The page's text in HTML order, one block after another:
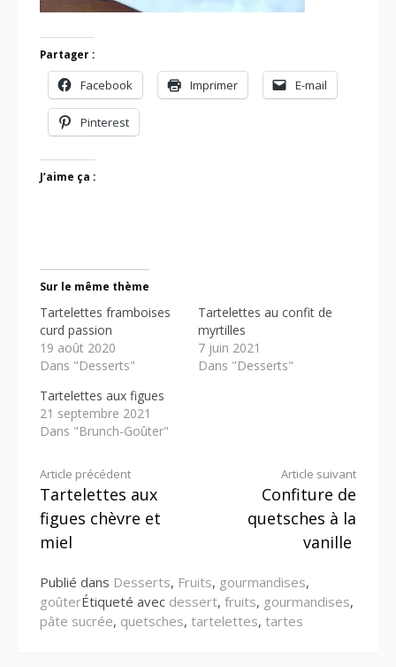
Partager :
Facebook Imprimer E-mail
Pinterest
J’aime ça :
Sur le même thème
Tartelettes framboises
curd passion
19 août 2020
Dans "Desserts"
Tartelettes au confit de
myrtilles
7 juin 2021
Dans "Desserts"
Tartelettes aux figues
21 septembre 2021
Dans "Brunch-Goûter"
Lire
la
suite
Article précédent
Tartelettes aux
figues chèvre et
miel
Article suivant
Confiture de
quetsches à la
vanille
Publié dans Desserts, Fruits, gourmandises,
goûterÉtiqueté avec dessert, fruits, gourmandises,
pâte sucrée, quetsches, tartelettes, tartes